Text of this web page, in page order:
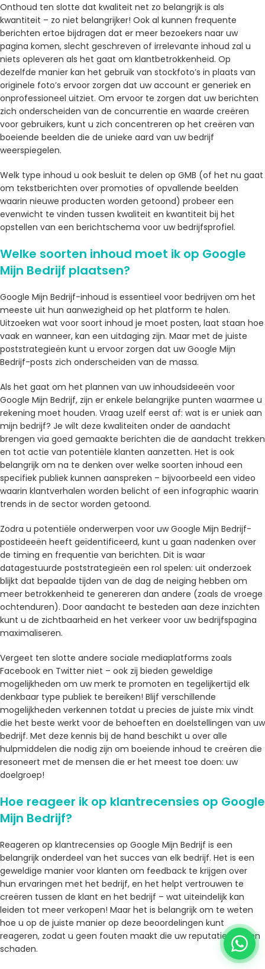
Onthoud ten slotte dat kwaliteit net zo belangrijk is als
kwantiteit – zo niet belangrijker! Ook al kunnen frequente
berichten ertoe bijdragen dat er meer bezoekers naar uw
pagina komen, slecht geschreven of irrelevante inhoud zal u
niets opleveren als het gaat om klantbetrokkenheid. Op
dezelfde manier kan het gebruik van stockfoto’s in plaats van
originele foto’s ervoor zorgen dat uw account er generiek en
onprofessioneel uitziet. Om ervoor te zorgen dat uw berichten
zich onderscheiden van de concurrentie en waarde creëren
voor gebruikers, kunt u zich concentreren op het creëren van
boeiende beelden die de unieke aard van uw bedrijf
weerspiegelen.
Welk type inhoud u ook besluit te delen op GMB (of het nu gaat
om tekstberichten over promoties of opvallende beelden
waarin nieuwe producten worden getoond) probeer een
evenwicht te vinden tussen kwaliteit en kwantiteit bij het
opstellen van een berichtschema voor uw bedrijfsprofiel.
Welke soorten inhoud moet ik op Google
Mijn Bedrijf plaatsen?
Google Mijn Bedrijf-inhoud is essentieel voor bedrijven om het
meeste uit hun aanwezigheid op het platform te halen.
Uitzoeken wat voor soort inhoud je moet posten, laat staan ​​hoe
vaak en wanneer, kan een uitdaging zijn. Maar met de juiste
poststrategieën kunt u ervoor zorgen dat uw Google Mijn
Bedrijf-posts zich onderscheiden van de massa.
Als het gaat om het plannen van uw inhoudsideeën voor
Google Mijn Bedrijf, zijn er enkele belangrijke punten waarmee u
rekening moet houden. Vraag uzelf eerst af: wat is er uniek aan
mijn bedrijf? Je wilt deze kwaliteiten onder de aandacht
brengen via goed gemaakte berichten die de aandacht trekken
en tot actie van potentiële klanten aanzetten. Het is ook
belangrijk om na te denken over welke soorten inhoud een
specifiek publiek kunnen aanspreken – bijvoorbeeld een video
waarin klantverhalen worden belicht of een infographic waarin
trends in de sector worden getoond.
Zodra u potentiële onderwerpen voor uw Google Mijn Bedrijf-
postideeën heeft geïdentificeerd, kunt u gaan nadenken over
de timing en frequentie van berichten. Dit is waar
datagestuurde poststrategieën een rol spelen: uit onderzoek
blijkt dat bepaalde tijden van de dag de neiging hebben om
meer betrokkenheid te genereren dan andere (zoals de vroege
ochtenduren). Door aandacht te besteden aan deze inzichten
kunt u de zichtbaarheid en het verkeer voor uw bedrijfspagina
maximaliseren.
Vergeet ten slotte andere sociale mediaplatforms zoals
Facebook en Twitter niet – ook zij bieden geweldige
mogelijkheden om uw merk te promoten en tegelijkertijd elk
denkbaar type publiek te bereiken! Blijf verschillende
mogelijkheden verkennen totdat u precies de juiste mix vindt
die het beste werkt voor de behoeften en doelstellingen van uw
bedrijf. Met deze kennis bij de hand beschikt u over alle
hulpmiddelen die nodig zijn om boeiende inhoud te creëren die
resoneert met de mensen die er het meest toe doen: uw
doelgroep!
Hoe reageer ik op klantrecensies op Google
Mijn Bedrijf?
Reageren op klantrecensies op Google Mijn Bedrijf is een
belangrijk onderdeel van het succes van elk bedrijf. Het is een
geweldige manier voor klanten om feedback te krijgen over
hun ervaringen met het bedrijf, en het helpt vertrouwen te
creëren tussen de klant en het bedrijf – wat uiteindelijk kan
leiden tot meer verkopen! Maar het is belangrijk om te weten
hoe u op de juiste manier op deze beoordelingen kunt
reageren, zodat u geen fouten maakt die uw reputatie kunnen
schaden.